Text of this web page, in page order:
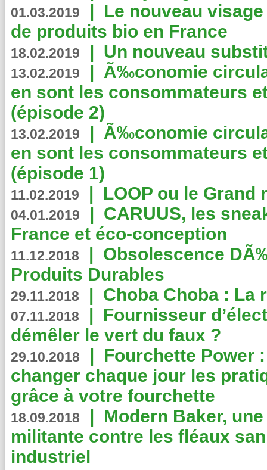
01.03.2019 | Le nouveau
de produits bio en France
18.02.2019 | Un nouveau
13.02.2019 | Ã‰conomie
en sont les consommateurs
(épisode 2)
13.02.2019 | Ã‰conomie
en sont les consommateurs
(épisode 1)
11.02.2019 | LOOP ou le Grand
04.01.2019 | CARUUS, les
France et éco-conception
11.12.2018 | Obsolescence
Produits Durables
29.11.2018 | Choba Choba : La
07.11.2018 | Fournisseur
démêler le vert du faux ?
29.10.2018 | Fourchette Power
changer chaque jour les
grâce à votre fourchette
18.09.2018 | Modern Baker,
militante contre les fléaux
industriel